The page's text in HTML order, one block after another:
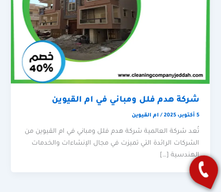
شركة هدم فلل ومباني في ام القيوين
5 أكتوبر، 2025 / ام القيوين
تُعد شركة العالمية شركة هدم فلل ومباني في ام القيوين من
الشركات الرائدة التي تميزت في مجال الإنشاءات والخدمات
الهندسية […]